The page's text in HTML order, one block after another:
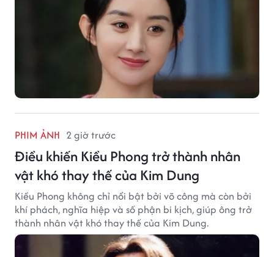
PHIM ẢNH 2 giờ trước
Điều khiến Kiều Phong trở thành nhân
vật khó thay thế của Kim Dung
Kiều Phong không chỉ nổi bật bởi võ công mà còn bởi
khí phách, nghĩa hiệp và số phận bi kịch, giúp ông trở
thành nhân vật khó thay thế của Kim Dung.